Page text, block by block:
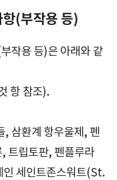
(부작용 등)
작용 등)은 아래와 같
항 참조).
, 삼환계 항우울제, 펜
트립토판, 펜플루라
세인트존스워트(St.